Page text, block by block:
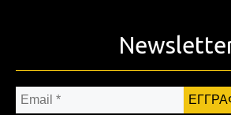
Email
*